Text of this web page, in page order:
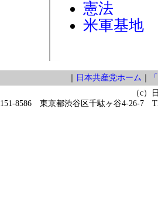
憲法
米軍基地
日本共産党ホーム
（c）
151-8586 東京都渋谷区千駄ヶ谷4-26-7